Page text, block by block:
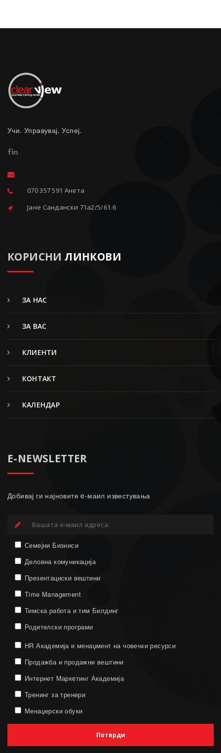
Учи. Управувај. Успеј.
070 357 591 Анета
Јане Сандански 71a2/5/61.6
КОРИСНИ ЛИНКОВИ
ЗА НАС
ЗА ВАС
КЛИЕНТИ
КОНТАКТ
КАЛЕНДАР
E-NEWSLETTER
Добивај ги најновите e-маил известувања
Семејни Бизниси
Деловна комуникација
Презентациски вештини
Time Management
Тимска работа и тим Билдинг
Родителски програми
HR Академија и менаџмент на човечки ресурси
Продажба и продажни вештини
Интернет Маркетинг Академија
Тренинг за тренери
Менаџерски обуки